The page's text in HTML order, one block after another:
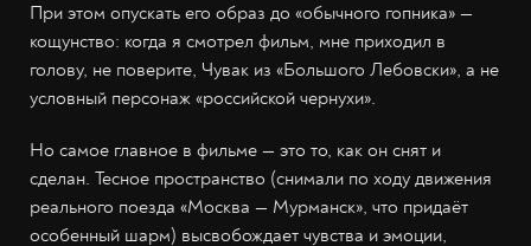
При этом опускать его образ до «обычного гопника» —
кощунство: когда я смотрел фильм, мне приходил в
голову, не поверите, Чувак из «Большого Лебовски», а не
условный персонаж «российской чернухи».
Но самое главное в фильме — это то, как он снят и
сделан. Тесное пространство (снимали по ходу движения
реального поезда «Москва — Мурманск», что придаёт
особенный шарм) высвобождает чувства и эмоции,